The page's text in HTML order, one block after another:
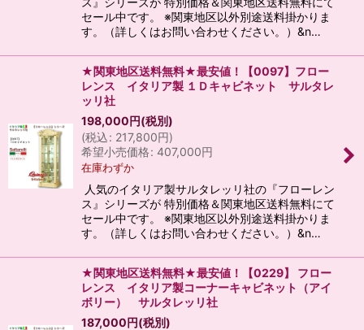
セール中です。 ※関東地区以外別途送料掛かりま
す。（詳しくはお問い合わせください。）&n…
★関東地区送料無料★最安値！【0097】フロー
レンス イタリア製 １Ｄキャビネット サルタレ
ッリ社
198,000円(税別)
(税込: 217,800円)
希望小売価格: 407,000円
在庫わずか
人気のイタリア製サルタレッリ社の『フローレン
ス』シリーズが 特別価格＆関東地区送料無料にて
セール中です。 ※関東地区以外別途送料掛かりま
す。（詳しくはお問い合わせください。）&n…
★関東地区送料無料★最安値！【0229】 フロー
レンス イタリア製コーナーキャビネット（アイ
ボリー） サルタレッリ社
187,000円(税別)